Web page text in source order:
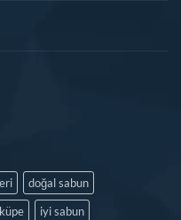
doğal sabun
iyi sabun